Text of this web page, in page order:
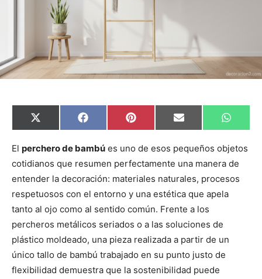
C
o
p
r
t
i
r
e
n
X
(
w
t
t
e
r
)
C
o
p
r
i
r
e
n
F
a
e
o
o
k
C
o
p
r
t
i
r
e
n
P
i
t
r
e
s
t
C
o
p
a
r
t
i
r
e
n
E
m
i
C
o
p
r
i
W
h
t
A
p
p
El perchero de bambú es uno de esos pequeños objetos
cotidianos que resumen perfectamente una manera de
entender la decoración: materiales naturales, procesos
respetuosos con el entorno y una estética que apela
tanto al ojo como al sentido común. Frente a los
percheros metálicos seriados o a las soluciones de
plástico moldeado, una pieza realizada a partir de un
único tallo de bambú trabajado en su punto justo de
flexibilidad demuestra que la sostenibilidad puede